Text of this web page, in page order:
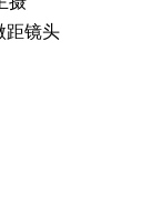
距镜头